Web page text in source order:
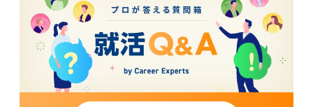
法はたくさんあります。勉強する、人脈を広げる、本を
読む、旅をする……。インプットをすることと、マネタ
イズできるアウトプットをすることは、また別です。
人生を充実させる方法は副業に限りません。まずは本業
に打ち込みながら、どんな自分に成長したいかを考えて
いくことをおすすめします。